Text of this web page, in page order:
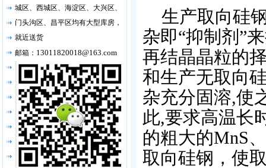
城区、西城区、海淀区、大兴区、
门头沟区、昌平区均有大型库房，
就近送货
邮箱： 13011820018@163.com
生产取向硅
杂即“抑制剂”
再结晶晶粒的
和生产无取向
杂充分固溶,使
此,要求高温长
的粗大的MnS
取向硅钢，使